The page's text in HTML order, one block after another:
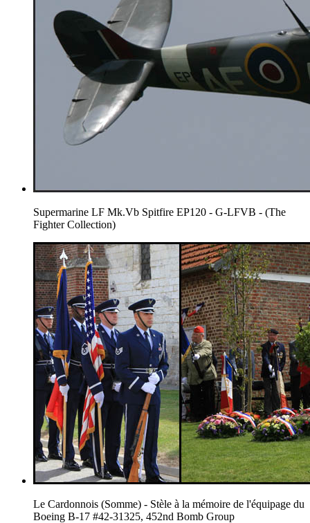
Supermarine LF Mk.Vb Spitfire EP120 - G-LFVB - (The
Fighter Collection)
Le Cardonnois (Somme) - Stèle à la mémoire de l'équipage du
Boeing B-17 #42-31325, 452nd Bomb Group